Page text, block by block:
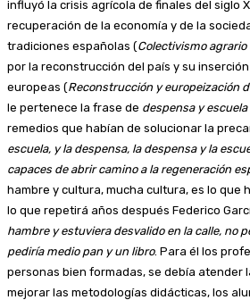
influyó la crisis agrícola de finales del siglo
recuperación de la economía y de la
tradiciones españolas (Colectivismo agrario
por la reconstrucción del país y su
europeas (Reconstrucción y europeización
le pertenece la frase de despensa y escuela
remedios que habían de solucionar la
escuela, y la despensa, la despensa y la
capaces de abrir camino a la regeneración
hambre y cultura, mucha cultura, es lo que
lo que repetirá años después Federico
hambre y estuviera desvalido en la calle, no
pediría medio pan y un libro. Para él los
personas bien formadas, se debía atender
mejorar las metodologías didácticas, los